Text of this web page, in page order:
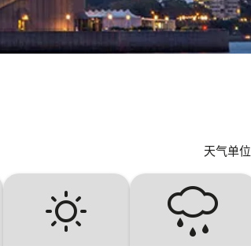
天气单位